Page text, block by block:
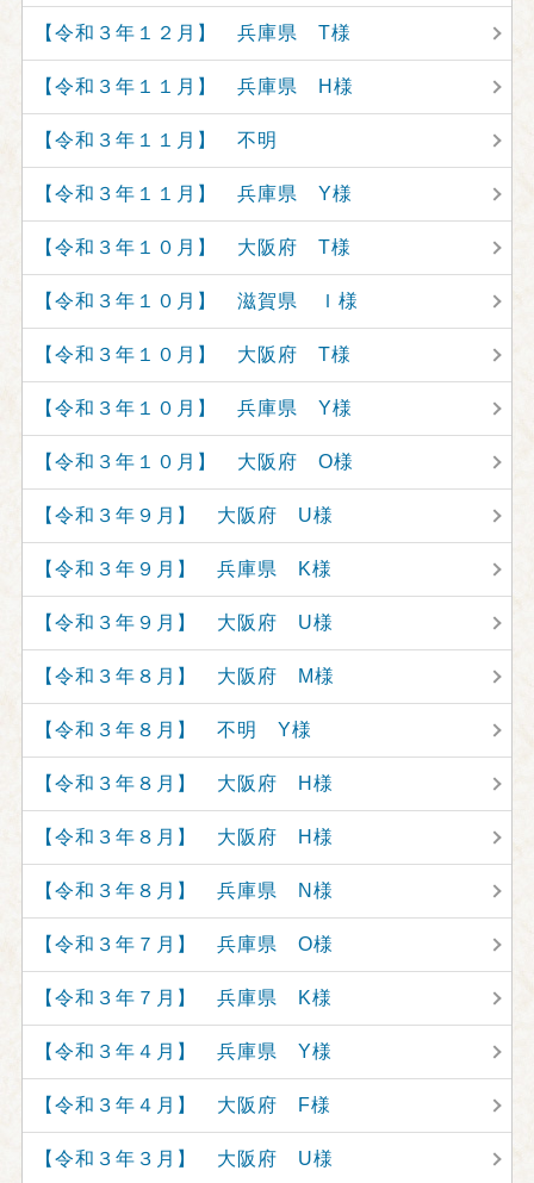
【令和３年１２月】 兵庫県 T様
【令和３年１１月】 兵庫県 H様
【令和３年１１月】 不明
【令和３年１１月】 兵庫県 Y様
【令和３年１０月】 大阪府 T様
【令和３年１０月】 滋賀県 Ｉ様
【令和３年１０月】 大阪府 T様
【令和３年１０月】 兵庫県 Y様
【令和３年１０月】 大阪府 O様
【令和３年９月】 大阪府 U様
【令和３年９月】 兵庫県 K様
【令和３年９月】 大阪府 U様
【令和３年８月】 大阪府 M様
【令和３年８月】 不明 Y様
【令和３年８月】 大阪府 H様
【令和３年８月】 大阪府 H様
【令和３年８月】 兵庫県 N様
【令和３年７月】 兵庫県 O様
【令和３年７月】 兵庫県 K様
【令和３年４月】 兵庫県 Y様
【令和３年４月】 大阪府 F様
【令和３年３月】 大阪府 U様